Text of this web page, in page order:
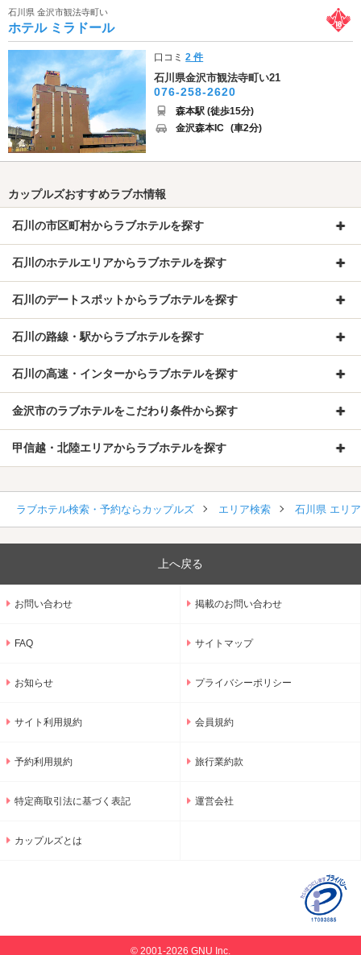
石川県 金沢市観法寺町い
ホテル ミラドール
口コミ2 件
石川県金沢市観法寺町い21
076-258-2620
森本駅 (徒歩15分)
金沢森本IC (車2分)
カップルズおすすめラブホ情報
石川の市区町村からラブホテルを探す
石川のホテルエリアからラブホテルを探す
石川のデートスポットからラブホテルを探す
石川の路線・駅からラブホテルを探す
石川の高速・インターからラブホテルを探す
金沢市のラブホテルをこだわり条件から探す
甲信越・北陸エリアからラブホテルを探す
ラブホテル検索・予約ならカップルズ エリア検索 石川県 エリ
上へ戻る
お問い合わせ 掲載のお問い合わせ
FAQ サイトマップ
お知らせ プライバシーポリシー
サイト利用規約 会員規約
予約利用規約 旅行業約款
特定商取引法に基づく表記 運営会社
カップルズとは
© 2001-2026 GNU Inc.